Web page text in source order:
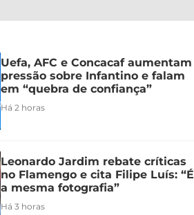
Uefa, AFC e Concacaf aumentam
pressão sobre Infantino e falam
em “quebra de confiança”
Há 2 horas
Leonardo Jardim rebate críticas
no Flamengo e cita Filipe Luís: “É
a mesma fotografia”
Há 3 horas